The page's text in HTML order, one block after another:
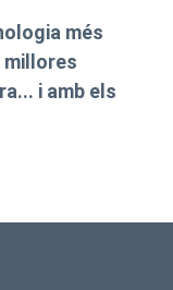
més
millores
i amb els